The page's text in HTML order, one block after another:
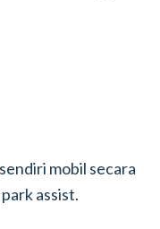
mobil secara
assist.